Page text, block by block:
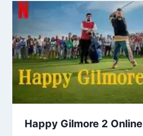
Happy Gilmore 2 Online